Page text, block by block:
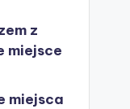
z
miejsce
miejsca